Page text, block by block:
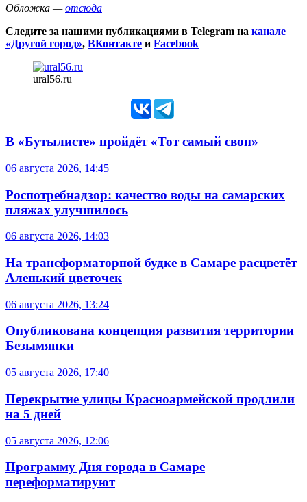
Обложка —отсюда
Следите за нашими публикациями в Telegram на канале
«Другой город», ВКонтакте и Facebook
ural56.ru
В «Бутылисте» пройдёт «Тот самый своп»
06 августа 2026, 14:45
Роспотребнадзор: качество воды на самарских
пляжах улучшилось
06 августа 2026, 14:03
На трансформаторной будке в Самаре расцветёт
Аленький цветочек
06 августа 2026, 13:24
Опубликована концепция развития территории
Безымянки
05 августа 2026, 17:40
Перекрытие улицы Красноармейской продлили
на 5 дней
05 августа 2026, 12:06
Программу Дня города в Самаре
переформатируют